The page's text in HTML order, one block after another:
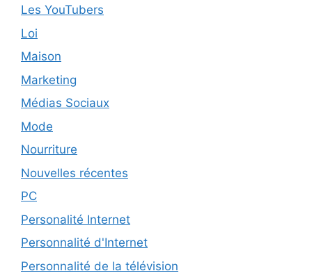
Les YouTubers
Loi
Maison
Marketing
Médias Sociaux
Mode
Nourriture
Nouvelles récentes
PC
Personalité Internet
Personnalité d'Internet
Personnalité de la télévision